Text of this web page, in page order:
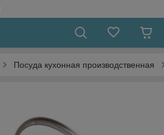
Посуда кухонная производственная